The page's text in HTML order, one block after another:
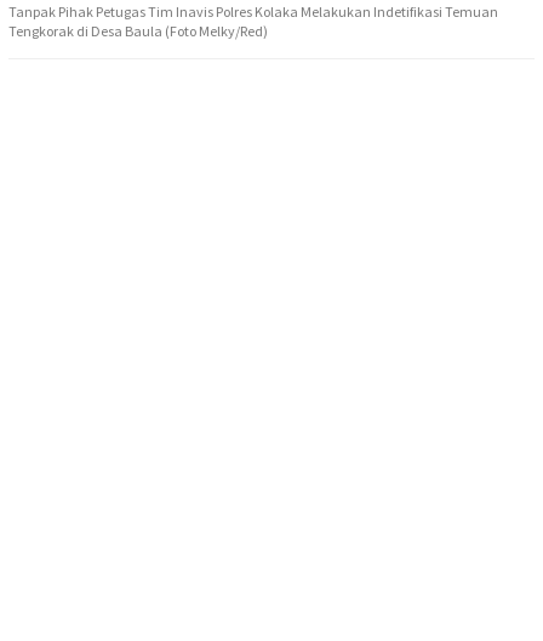
Tanpak Pihak Petugas Tim Inavis Polres Kolaka Melakukan Indetifikasi Temuan
Tengkorak di Desa Baula (Foto Melky/Red)